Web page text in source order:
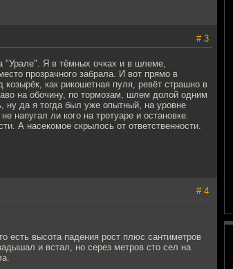
# 3
"Урале". Я в тёмных очках и в шлеме,
прозрачного забрала. И вот прямо в
как рикошетная пуля, ревёт страшно в
на обочину, по тормозам, шлем долой одним
да я тогда был уже опытный, на уровне
напугал ли кого на тротуаре и остановке.
А насекомое скрылось от ответственности.
# 4
есть высота падения рост плюс сантиметров
и встал, но серез метров сто сел на